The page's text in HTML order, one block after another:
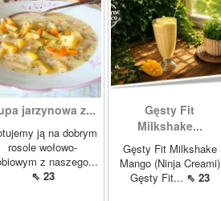
jarzynowa z...
ją na dobrym
rosole wołowo-
z naszego...
⇖ 23
Gęsty Fit
Milkshake...
Gęsty Fit Milkshake
Mango (Ninja Creami)
Gęsty Fit... ⇖ 23